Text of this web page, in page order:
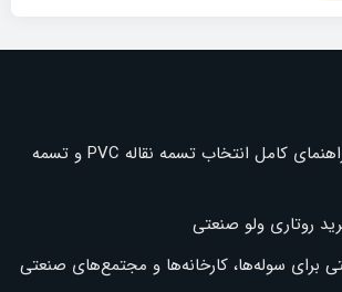
انواع تسمه نقاله: راهنمای کامل انتخاب تسمه نقاله PVC و تسمه
روتاری ولو صنعتی
برای سوله‌ها، کارخانه‌ها و مجتمع‌های صنعتی